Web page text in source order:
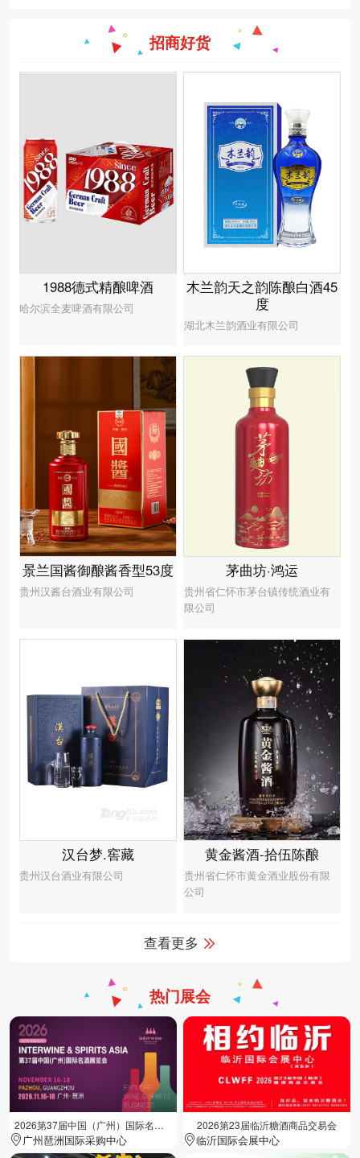
招商好货
1988德式精酿啤酒
哈尔滨全麦啤酒有限公司
木兰韵天之韵陈酿白酒45
度
湖北木兰韵酒业有限公司
景兰国酱御酿酱香型53度
贵州汉酱台酒业有限公司
茅曲坊·鸿运
贵州省仁怀市茅台镇传统酒业有
限公司
汉台梦.窖藏
贵州汉台酒业有限公司
黄金酱酒-拾伍陈酿
贵州省仁怀市黄金酒业股份有限
公司
查看更多
热门展会
2026第37届中国（广州）国际名酒展览会
广州琶洲国际采购中心
2026第23届临沂糖酒商品交易会
临沂国际会展中心